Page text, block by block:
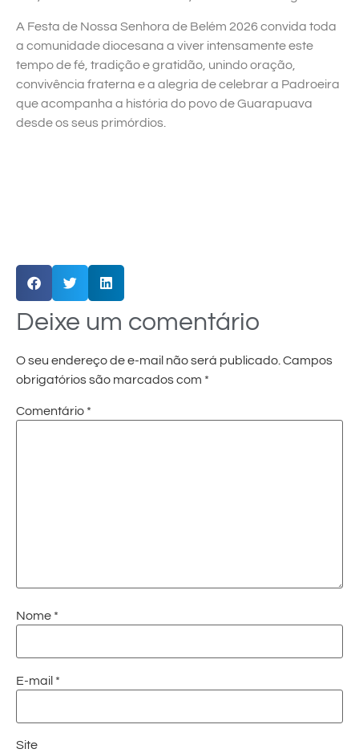
A Festa de Nossa Senhora de Belém 2026 convida toda
a comunidade diocesana a viver intensamente este
tempo de fé, tradição e gratidão, unindo oração,
convivência fraterna e a alegria de celebrar a Padroeira
que acompanha a história do povo de Guarapuava
desde os seus primórdios.
Deixe um comentário
O seu endereço de e-mail não será publicado. Campos
obrigatórios são marcados com *
Comentário *
Nome *
E-mail *
Site